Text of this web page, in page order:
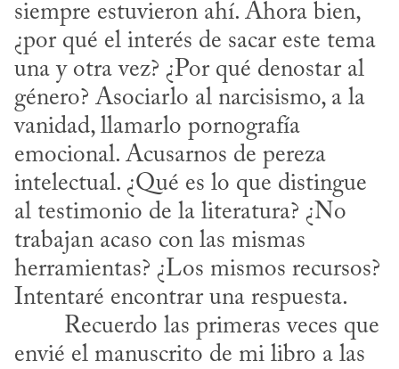
siempre estuvieron ahí. Ahora bien,
¿por qué el interés de sacar este tema
una y otra vez? ¿Por qué denostar al
género? Asociarlo al narcisismo, a la
vanidad, llamarlo pornografía
emocional. Acusarnos de pereza
intelectual. ¿Qué es lo que distingue
al testimonio de la literatura? ¿No
trabajan acaso con las mismas
herramientas? ¿Los mismos recursos?
Intentaré encontrar una respuesta.
envié el manuscrito de mi libro a las